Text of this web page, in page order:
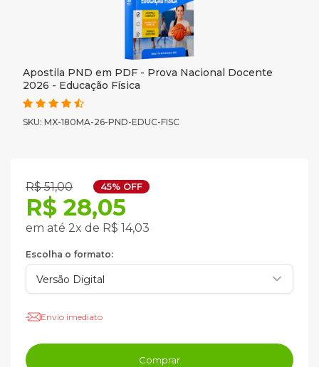
Apostila PND em PDF - Prova Nacional Docente
2026 - Educação Física
SKU: MX-180MA-26-PND-EDUC-FISC
R$ 51,00 45% OFF
R$ 28,05
em até 2x de R$ 14,03
Escolha o formato:
Envio imediato
Comprar